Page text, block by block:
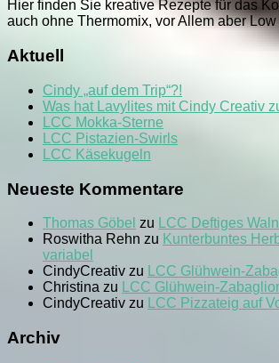
Hier finden Sie kreative Rezepte für das
auch ohne Thermomix, vor Allem aber Low
Aktuell
Cindy „auf dem Trip“?!
Was hat Lavylites mit Cindy Creativ
LCC Mokka-Sterne
LCC Pistazien-Swirls
LCC Käsekugeln
Neueste Kommentare
Thomas Göbel zu LCC Deftiges
Roswitha Rehn zu Kunterbuntes
variabel
CindyCreativ zu LCC Glühwein-
Christina zu LCC Glühwein-
CindyCreativ zu LCC Pizzateig auf
Archiv